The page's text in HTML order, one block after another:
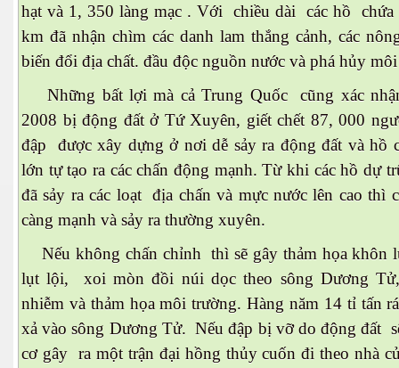
hạt và 1, 350 làng mạc . Với chiều dài các hồ chứa
km đã nhận chìm các danh lam thắng cảnh, các
biến đổi địa chất. đầu độc nguồn nước và phá hủy
Những bất lợi mà cả Trung Quốc cũng xác
2008 bị động đất ở Tứ Xuyên, giết chết 87, 000
đập được xây dựng ở nơi dễ sảy ra động đất và hồ
lớn tự tạo ra các chấn động mạnh. Từ khi các hồ dự
đã sảy ra các loạt địa chấn và mực nước lên cao thì
càng mạnh và sảy ra thường xuyên.
Nếu không chấn chỉnh thì sẽ gây thảm họa khôn
lụt lội, xoi mòn đồi núi dọc theo sông Dương
nhiễm và thảm họa môi trường. Hàng năm 14 tỉ tấn
xả vào sông Dương Tử. Nếu đập bị vỡ do động đất
cơ gây ra một trận đại hồng thủy cuốn đi theo nhà